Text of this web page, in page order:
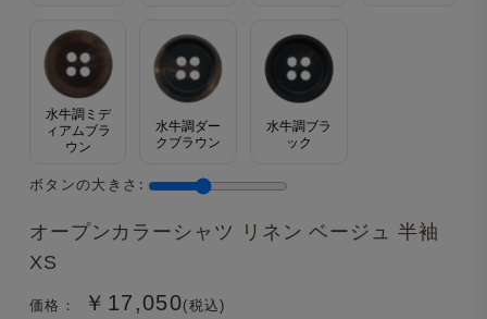
オープンカラーシャツ リネン ベージュ 半袖
XS
価格： ￥17,050(税込)
水牛調ミデ
ィアムブラ
ウン
水牛調ダー
クブラウン
水牛調ブラ
ック
ボタンの大きさ: